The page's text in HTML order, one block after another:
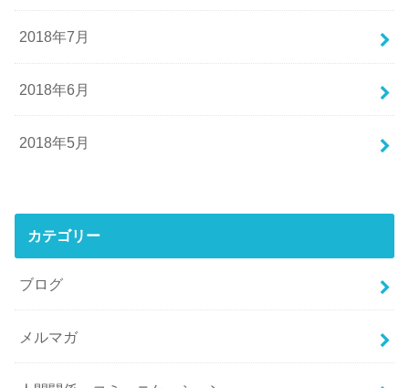
2018年7月
2018年6月
2018年5月
カテゴリー
ブログ
メルマガ